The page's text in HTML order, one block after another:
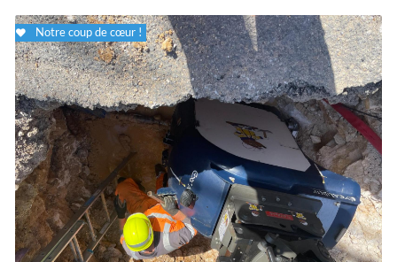
 Notre coup de cœur !